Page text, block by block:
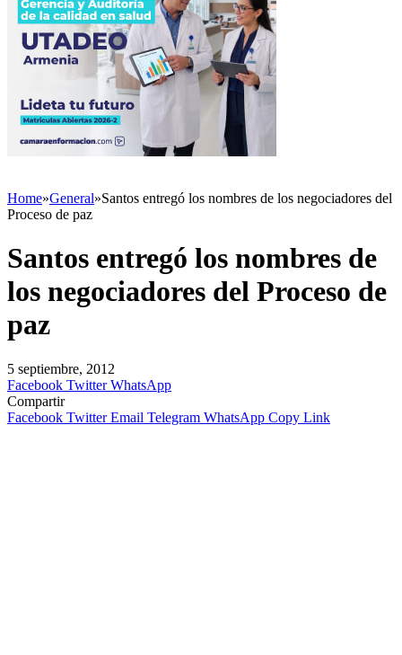
Home»General»Santos entregó los nombres de los negociadores del
Proceso de paz
Santos entregó los nombres de
los negociadores del Proceso de
paz
5 septiembre, 2012
Facebook Twitter WhatsApp
Compartir
Facebook Twitter Email Telegram WhatsApp Copy Link